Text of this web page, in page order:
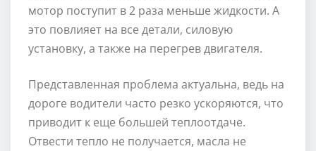
мотор поступит в 2 раза меньше жидкости. А
это повлияет на все детали, силовую
установку, а также на перегрев двигателя.
Представленная проблема актуальна, ведь на
дороге водители часто резко ускоряются, что
приводит к еще большей теплоотдаче.
Отвести тепло не получается, масла не